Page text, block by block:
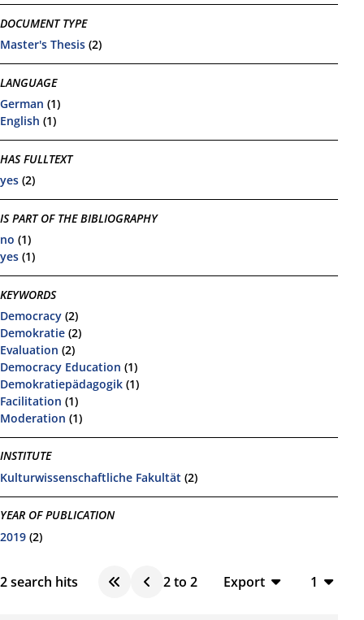
DOCUMENT TYPE
Master's Thesis (2)
LANGUAGE
German (1)
English (1)
HAS FULLTEXT
yes (2)
IS PART OF THE BIBLIOGRAPHY
no (1)
yes (1)
KEYWORDS
Democracy (2)
Demokratie (2)
Evaluation (2)
Democracy Education (1)
Demokratiepädagogik (1)
Facilitation (1)
Moderation (1)
INSTITUTE
Kulturwissenschaftliche Fakultät (2)
YEAR OF PUBLICATION
2019 (2)
2search hits 2to2
Export
1